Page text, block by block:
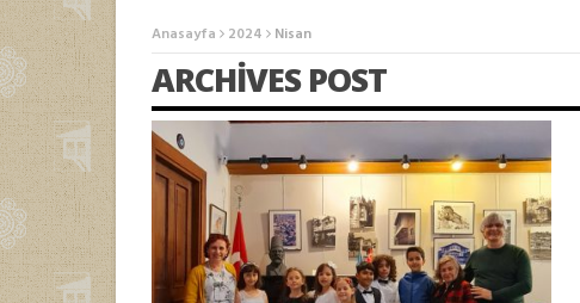
Anasayfa 2024 Nisan
ARCHIVES POST